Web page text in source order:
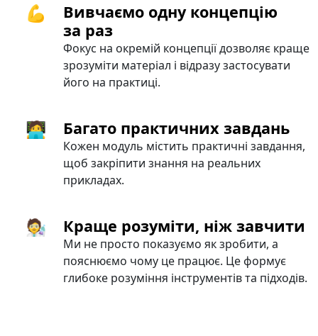
💪
Вивчаємо одну концепцію
за раз
Фокус на окремій концепції дозволяє краще
зрозуміти матеріал і відразу застосувати
його на практиці.
🧑‍💻 Багато практичних завдань
Кожен модуль містить практичні завдання,
щоб закріпити знання на реальних
прикладах.
🧑‍🔬 Краще розуміти, ніж завчити
Ми не просто показуємо як зробити, а
пояснюємо чому це працює. Це формує
глибоке розуміння інструментів та підходів.